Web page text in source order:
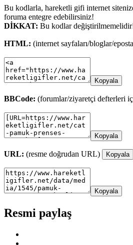
Bu kodlarla, hareketli gifi internet
foruma entegre edebilirsiniz!
DİKKAT: Bu kodlar
HTML: (internet sayfaları/bloglar/
Kopyala
BBCode: (forumlar/ziyaretçi defterleri
Kopyala
URL: (resme doğrudan URL) Kopyala
Kopyala
Resmi paylaş